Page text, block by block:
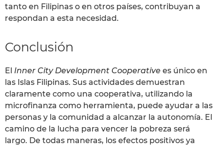
tanto en Filipinas o en otros países, contribuyan a
respondan a esta necesidad.
Conclusión
El Inner City Development Cooperative es único en
las Islas Filipinas. Sus actividades demuestran
claramente como una cooperativa, utilizando la
microfinanza como herramienta, puede ayudar a las
personas y la comunidad a alcanzar la autonomía. El
camino de la lucha para vencer la pobreza será
largo. De todas maneras, los efectos positivos ya